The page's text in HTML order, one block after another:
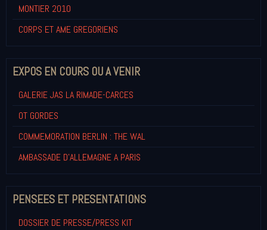
MONTIER 2010
CORPS ET AME GREGORIENS
EXPOS EN COURS OU A VENIR
GALERIE JAS LA RIMADE-CARCES
OT GORDES
COMMEMORATION BERLIN : THE WAL
AMBASSADE D'ALLEMAGNE A PARIS
PENSEES ET PRESENTATIONS
DOSSIER DE PRESSE/PRESS KIT